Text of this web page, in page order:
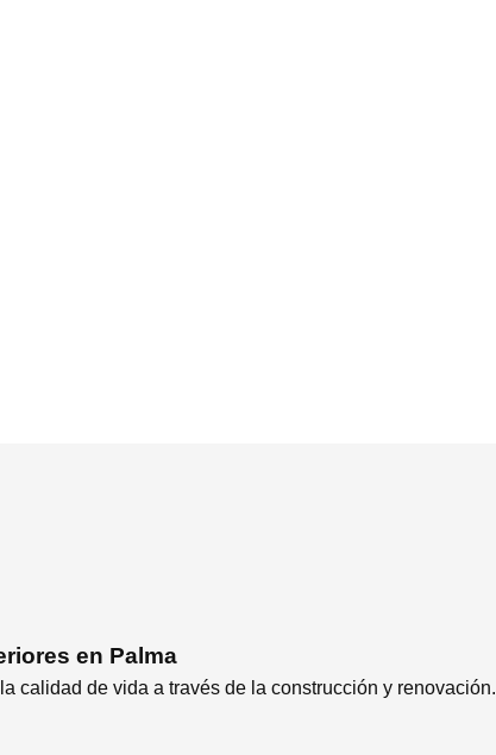
en Palma
calidad de vida a través de la construcción y renovación.